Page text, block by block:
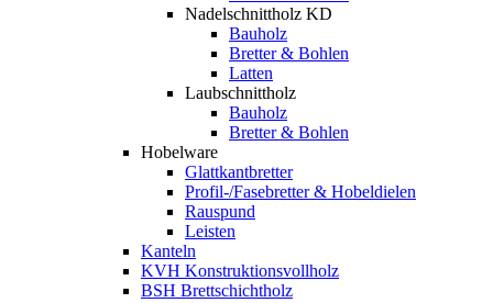
Nadelschnittholz KD
Bauholz
Bretter & Bohlen
Latten
Laubschnittholz
Bauholz
Bretter & Bohlen
Hobelware
Glattkantbretter
Profil-/Fasebretter & Hobeldielen
Rauspund
Leisten
Kanteln
KVH Konstruktionsvollholz
BSH Brettschichtholz